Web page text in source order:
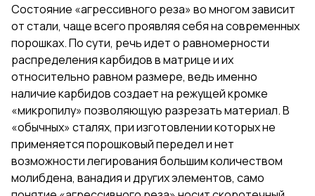
Состояние «агрессивного реза» во многом зависит
от стали, чаще всего проявляя себя на современных
порошках. По сути, речь идет о равномерности
распределения карбидов в матрице и их
относительно равном размере, ведь именно
наличие карбидов создает на режущей кромке
«микропилу» позволяющую разрезать материал. В
«обычных» сталях, при изготовлении которых не
применяется порошковый передел и нет
возможности легирования большим количеством
молибдена, ванадия и других элементов, само